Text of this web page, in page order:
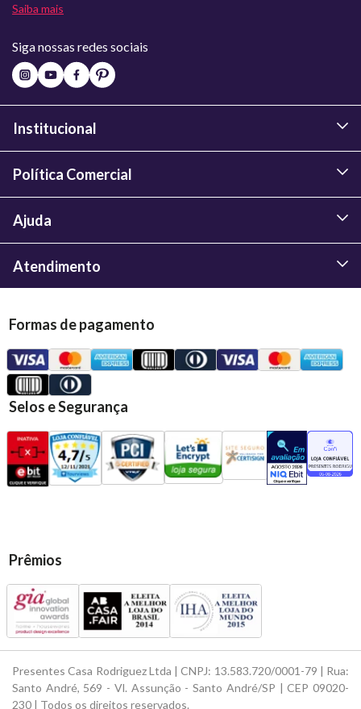
Saiba mais
Siga nossas redes sociais
Institucional
Política Comercial
Ajuda
Atendimento
Formas de pagamento
Selos e Segurança
Prêmios
Presentes Casa Rodriguez Ltda | CNPJ: 13.583.720/0001-79 | Rua:
Santo André, 569 - Vl. Assunção - Santo André/SP | CEP 09020-
230 | Todos os direitos reservados.